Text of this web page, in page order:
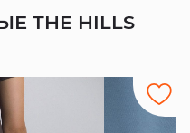
THE HILLS